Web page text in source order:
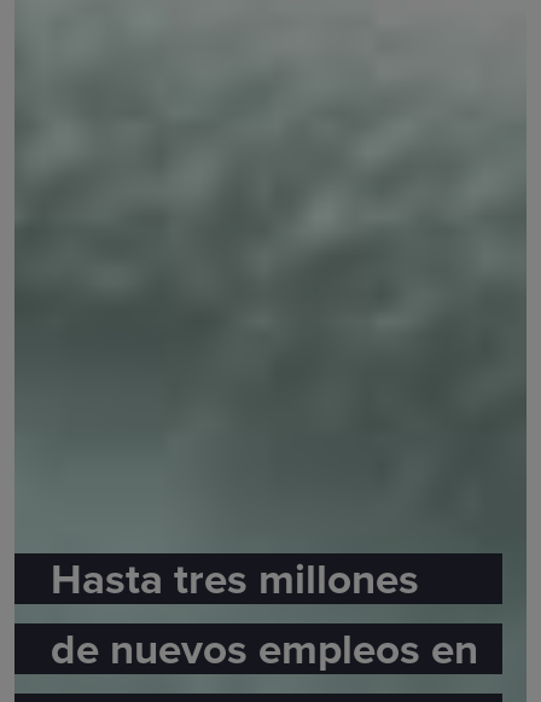
Hasta tres millones
de nuevos empleos en